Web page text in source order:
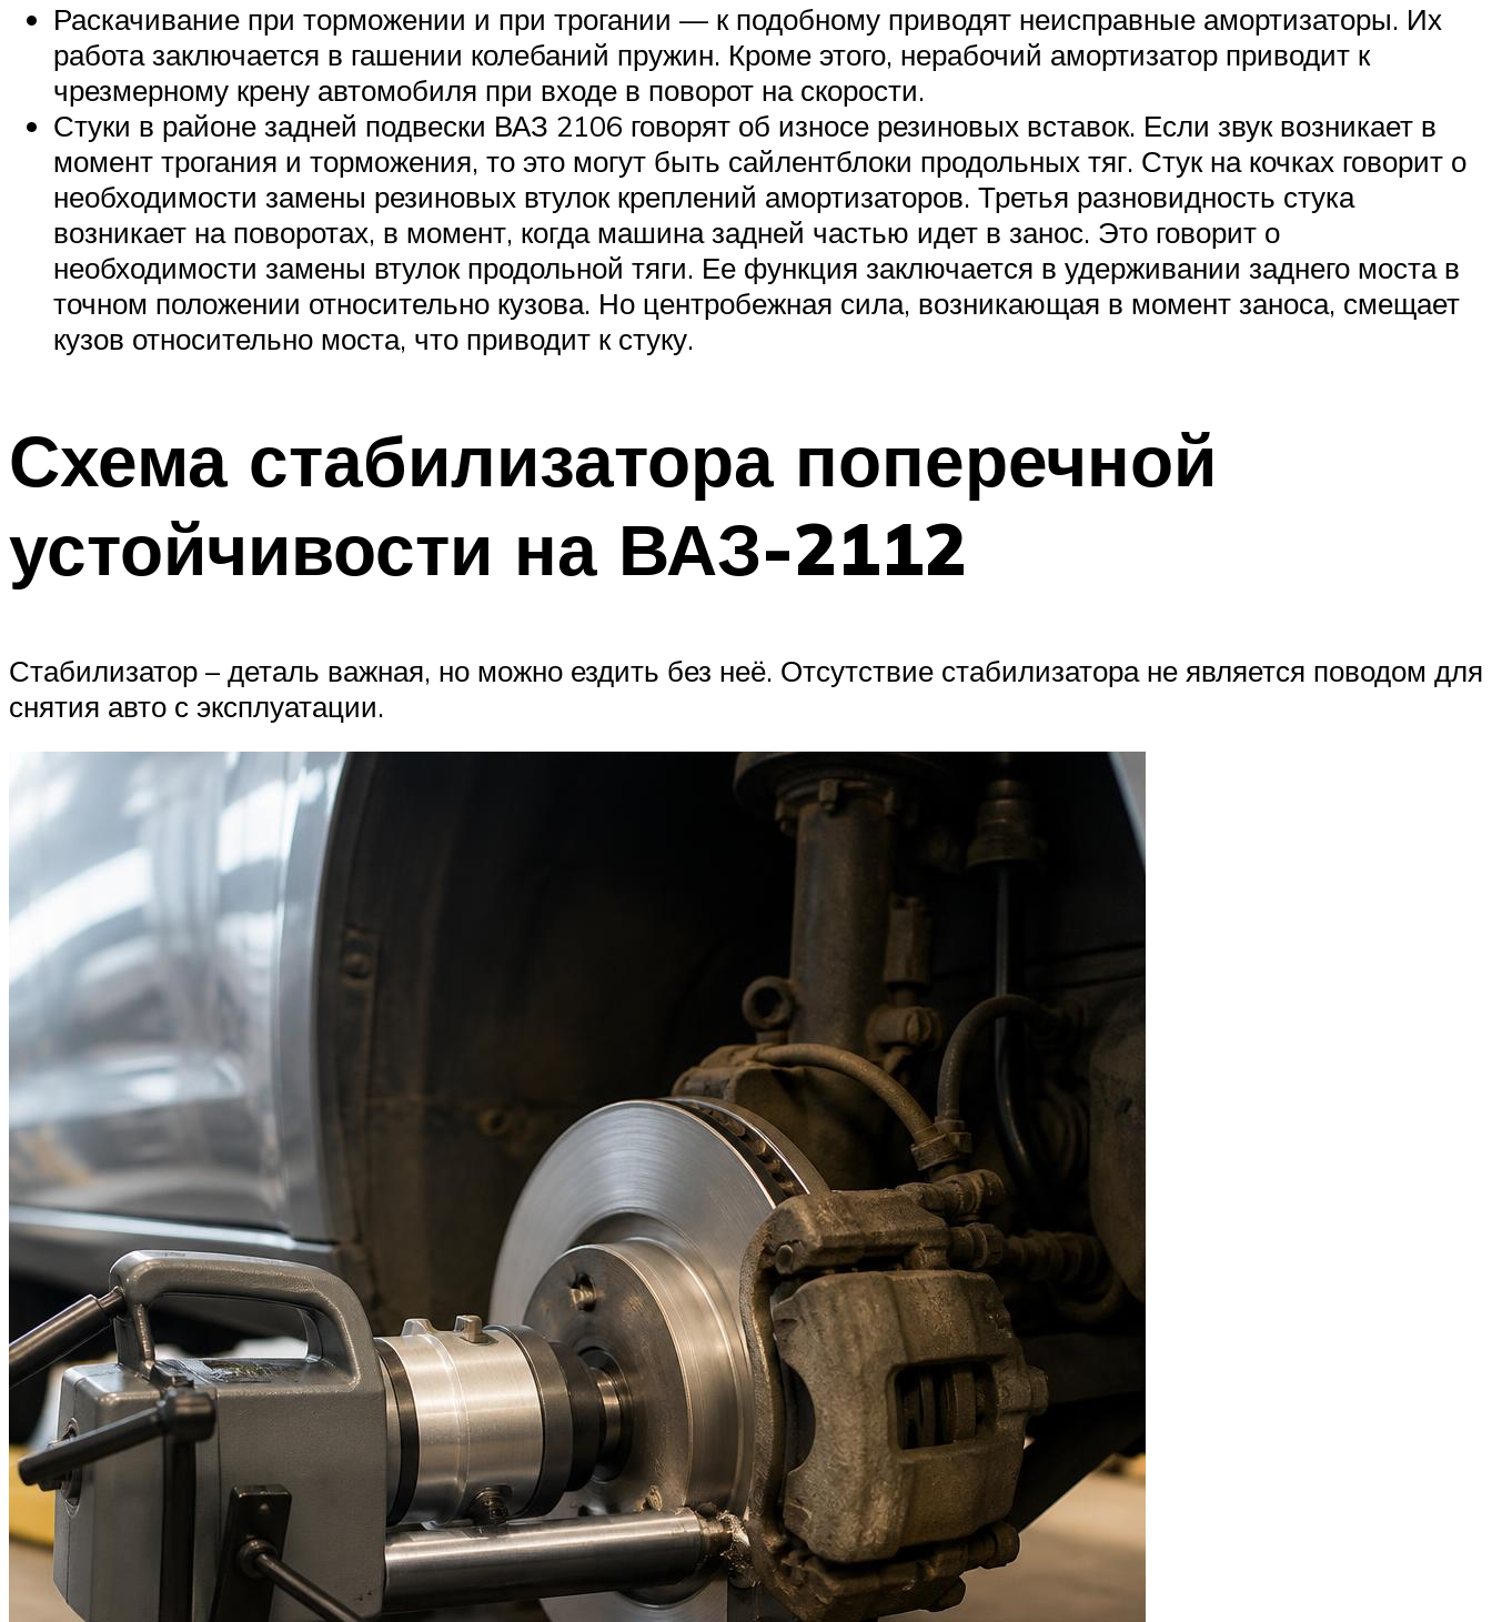
Раскачивание при торможении и при трогании — к подобному приводят неисправные амортизаторы. Их
работа заключается в гашении колебаний пружин. Кроме этого, нерабочий амортизатор приводит к
чрезмерному крену автомобиля при входе в поворот на скорости.
Стуки в районе задней подвески ВАЗ 2106 говорят об износе резиновых вставок. Если звук возникает в
момент трогания и торможения, то это могут быть сайлентблоки продольных тяг. Стук на кочках говорит о
необходимости замены резиновых втулок креплений амортизаторов. Третья разновидность стука
возникает на поворотах, в момент, когда машина задней частью идет в занос. Это говорит о
необходимости замены втулок продольной тяги. Ее функция заключается в удерживании заднего моста в
точном положении относительно кузова. Но центробежная сила, возникающая в момент заноса, смещает
кузов относительно моста, что приводит к стуку.
Схема стабилизатора поперечной
устойчивости на ВАЗ-2112
Стабилизатор – деталь важная, но можно ездить без неё. Отсутствие стабилизатора не является поводом для
снятия авто с эксплуатации.